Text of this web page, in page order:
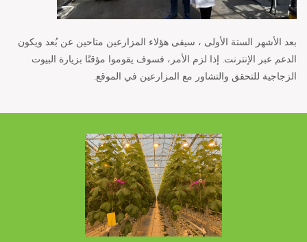
بعد الأشهر الستة الأولى ، سيقى هؤلاء المزارعين متاحين عن بُعد ويكون
الدعم عبر الإنترنت. إذا لزم الأمر، فسوف يقوموا مؤقتًا بزيارة البيوت
الزجاجية للتحقق والتشاور مع المزارعين في الموقع.